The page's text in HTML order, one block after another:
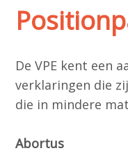
de
inhoud
De VPE kent een
verklaringen die
die in mindere
Abortus